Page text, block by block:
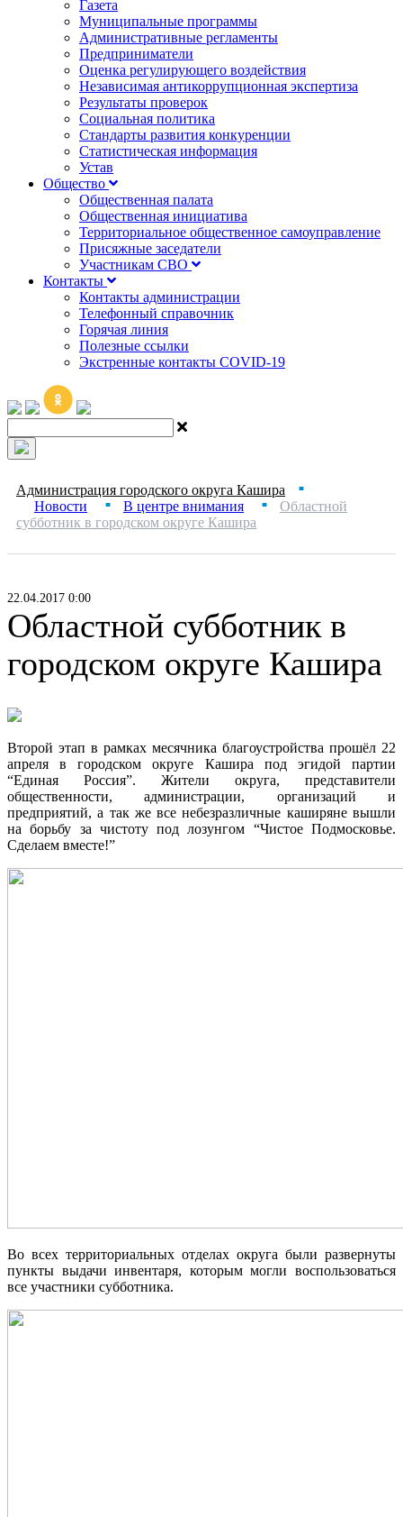
Газета
Муниципальные программы
Административные регламенты
Предприниматели
Оценка регулирующего воздействия
Независимая антикоррупционная экспертиза
Результаты проверок
Социальная политика
Стандарты развития конкуренции
Статистическая информация
Устав
Общество
Общественная палата
Общественная инициатива
Территориальное общественное самоуправление
Присяжные заседатели
Участникам СВО
Контакты
Контакты администрации
Телефонный справочник
Горячая линия
Полезные ссылки
Экстренные контакты COVID-19
Администрация городского округа Кашира ■
Новости ■ В центре внимания ■
Областной
субботник в городском округе Кашира
22.04.2017 0:00
Областной субботник в
городском округе Кашира
Второй этап в рамках месячника благоустройства прошёл 22
апреля в городском округе Кашира под эгидой партии
“Единая Россия”. Жители округа, представители
общественности, администрации, организаций и
предприятий, а так же все небезразличные каширяне вышли
на борьбу за чистоту под лозунгом “Чистое Подмосковье.
Сделаем вместе!”
Во всех территориальных отделах округа были развернуты
пункты выдачи инвентаря, которым могли воспользоваться
все участники субботника.